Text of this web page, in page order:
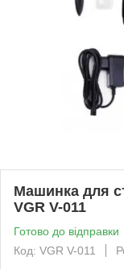
Машинка для
VGR V-011
Готово до відправки
Код: VGR V-011